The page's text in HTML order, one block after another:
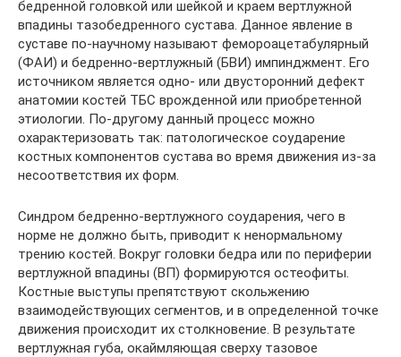
бедренной головкой или шейкой и краем вертлужной
впадины тазобедренного сустава. Данное явление в
суставе по-научному называют фемороацетабулярный
(ФАИ) и бедренно-вертлужный (БВИ) импинджмент. Его
источником является одно- или двусторонний дефект
анатомии костей ТБС врожденной или приобретенной
этиологии. По-другому данный процесс можно
охарактеризовать так: патологическое соударение
костных компонентов сустава во время движения из-за
несоответствия их форм.
Синдром бедренно-вертлужного соударения, чего в
норме не должно быть, приводит к ненормальному
трению костей. Вокруг головки бедра или по периферии
вертлужной впадины (ВП) формируются остеофиты.
Костные выступы препятствуют скольжению
взаимодействующих сегментов, и в определенной точке
движения происходит их столкновение. В результате
вертлужная губа, окаймляющая сверху тазовое